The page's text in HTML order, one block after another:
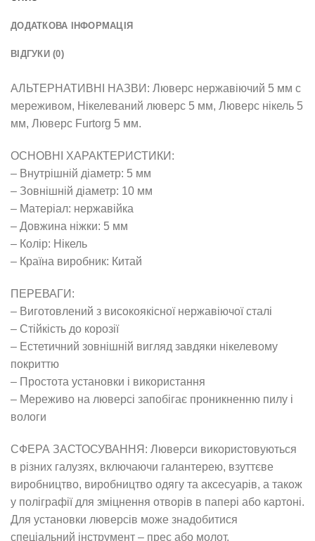
ДОДАТКОВА ІНФОРМАЦІЯ
ВІДГУКИ (0)
АЛЬТЕРНАТИВНІ НАЗВИ: Люверс нержавіючий 5 мм с
мереживом, Нікелеваний люверс 5 мм, Люверс нікель 5
мм, Люверс Furtorg 5 мм.
ОСНОВНІ ХАРАКТЕРИСТИКИ:
– Внутрішній діаметр: 5 мм
– Зовнішній діаметр: 10 мм
– Матеріал: нержавійка
– Довжина ніжки: 5 мм
– Колір: Нікель
– Країна виробник: Китай
ПЕРЕВАГИ:
– Виготовлений з високоякісної нержавіючої сталі
– Стійкість до корозії
– Естетичний зовнішній вигляд завдяки нікелевому
покриттю
– Простота установки і використання
– Мереживо на люверсі запобігає проникненню пилу і
вологи
СФЕРА ЗАСТОСУВАННЯ: Люверси використовуються
в різних галузях, включаючи галантерею, взуттєве
виробництво, виробництво одягу та аксесуарів, а також
у поліграфії для зміцнення отворів в папері або картоні.
Для установки люверсів може знадобитися
спеціальний інструмент – прес або молот.